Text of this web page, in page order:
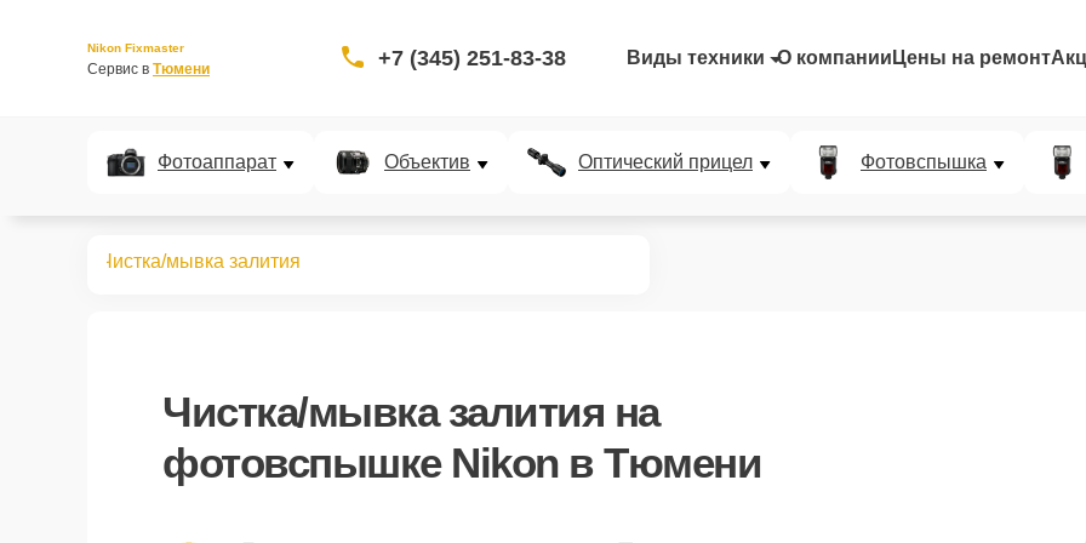
Nikon Fixmaster
Сервис в Тюмени +7 (345) 251-83-38 Виды техники О компании Цены на ремонт
Фотоаппарат Объектив Оптический прицел Фотовспышка
Чистка/мывка залития
Чистка/мывка залития на
фотовспышке Nikon в Тюмени